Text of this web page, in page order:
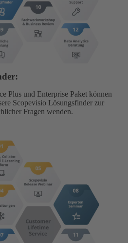
Plus und Enterprise Paket können
Scopevisio Lösungsfinder zur
Fragen wenden.